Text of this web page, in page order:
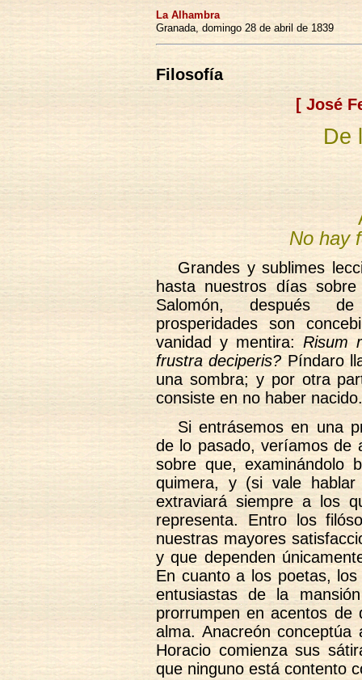
La Alhambra
Granada, domingo 28 de abril de 1839
Filosofía
[ José
De
No hay
Grandes y sublimes
hasta nuestros días
Salomón, después
prosperidades son
vanidad y mentira: Risum
frustra deciperis? Píndaro
una sombra; y por otra
consiste en no haber
Si entrásemos en una
de lo pasado, veríamos de
sobre que, examinándolo
quimera, y (si vale
extraviará siempre a los
representa. Entro los
nuestras mayores
y que dependen
En cuanto a los poetas,
entusiastas de la
prorrumpen en acentos de
alma. Anacreón
Horacio comienza sus
que ninguno está contento